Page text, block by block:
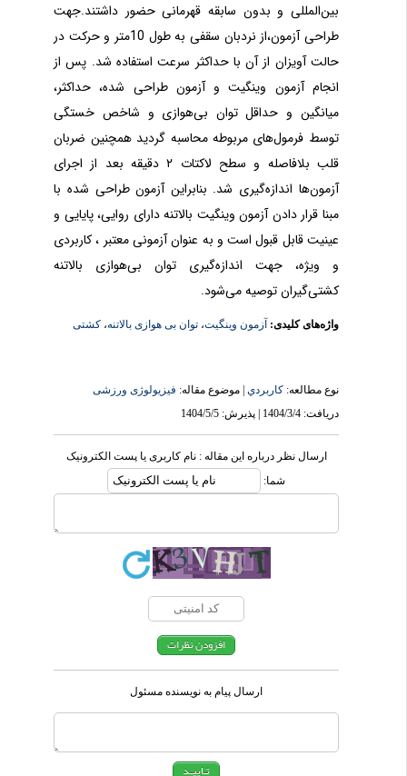
بین‌المللی و بدون سابقه قهرمانی حضور داشتند.جهت
طراحی آزمون،از نردبان سقفی به طول 10متر و حرکت در
حالت آویزان از آن با حداکثر سرعت استفاده شد. پس از
انجام آزمون وینگیت و آزمون طراحی شده، حداکثر،
میانگین و حداقل توان بی‌هوازی و شاخص خستگی
توسط فرمول‌های مربوطه محاسبه گردید همچنین ضربان
قلب بلافاصله و سطح لاکتات ۲ دقیقه بعد از اجرای
آزمون‌ها اندازه‌گیری شد. بنابراین آزمون طراحی شده با
مبنا قرار دادن آزمون وینگیت بالاتنه دارای روایی، پایایی و
عینیت قابل قبول است و به عنوان آزمونی معتبر ، کاربردی
و ویژه، جهت اندازه‌گیری توان بی‌هوازی بالاتنه
کشتی‌گیران توصیه می‌شود.
واژه‌های کلیدی:آزمون وینگیت،توان بی هوازی بالاتنه،کشتی
نوع مطالعه:كاربردي| موضوع مقاله:فیزیولوژی ورزشی
دریافت: 1404/3/4 | پذیرش: 1404/5/5
ارسال نظر درباره این مقاله : نام کاربری یا پست الکترونیک
شما:
ارسال پیام به نویسنده مسئول